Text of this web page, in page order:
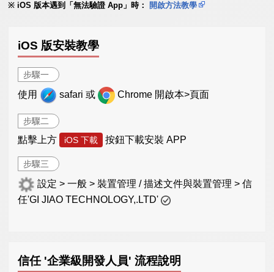
iOS 版本遇到「無法驗證 App」時：
開啟方法教學
iOS 版安裝教學
步驟一
使用 safari 或 Chrome 開啟本>頁面
步驟二
點擊上方 iOS 下載 按鈕下載安裝 APP
步驟三
設定 > 一般 > 裝置管理 / 描述文件與裝置管理 > 信
任'GI JIAO TECHNOLOGY,.LTD'
信任 '企業級開發人員' 流程說明